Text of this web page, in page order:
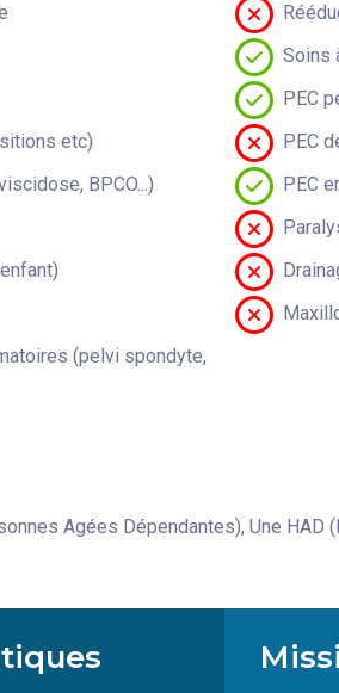
Soins
PEC
etc)
PEC
BPCO...)
PEC
(pelvi spondyte,
Agées Dépendantes), Une HAD